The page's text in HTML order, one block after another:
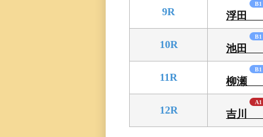
9R
B1
浮田
10R
B1
池田
11R
B1
柳瀬
12R
A1
吉川